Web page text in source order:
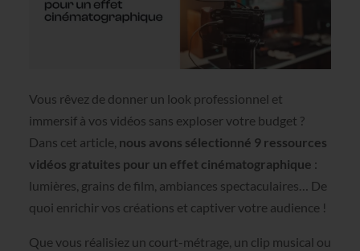
Vous rêvez de donner un look professionnel et
immersif à vos vidéos sans exploser votre budget ?
Dans cet article, nous avons sélectionné 9 ressources
vidéos gratuites pour un effet cinématographique :
lumières, grains de film, ambiances spectaculaires… De
quoi enrichir vos créations et captiver votre audience !
Que vous réalisiez un court-métrage, un clip musical ou